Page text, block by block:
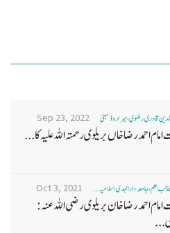
قادری رضوی ، میرا روڈ ممبئی Sep 23, 2022
احمد رضا خاں بر یلو ی رحمتہ اللہ علیہ کا...
علم، جامعہ دارالہدی اسلامیہ ... Oct 3, 2021
احمد رضا خان بریلوی رضی اللہ عنہ: